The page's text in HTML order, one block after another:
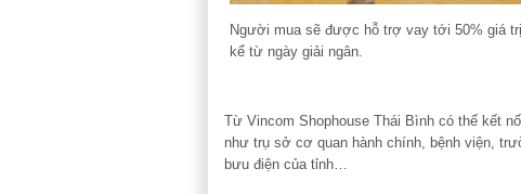
Người mua sẽ được hỗ trợ vay tới 50% giá
kể từ ngày giải ngân.
Từ Vincom Shophouse Thái Bình có thể kết
như trụ sở cơ quan hành chính, bệnh viện,
bưu điện của tỉnh…